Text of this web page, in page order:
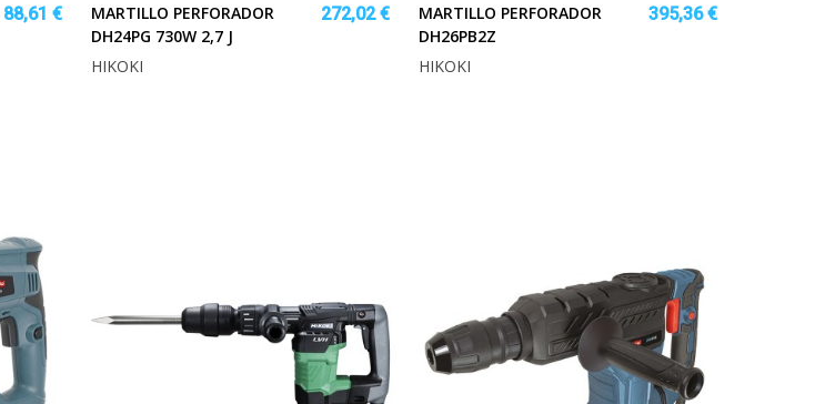
88,61 €
MARTILLO PERFORADOR
DH24PG 730W 2,7 J
272,02 €
HIKOKI
MARTILLO PERFORADOR
DH26PB2Z
395,36 €
HIKOKI